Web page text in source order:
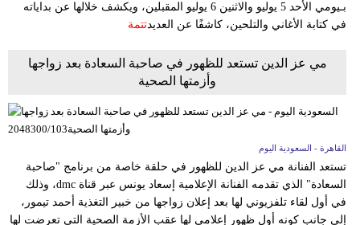
بـيومي الأحد 5 يوليو والاثنين 6 يوليو المقبلين، ويكشف خلالها عن بداياته
في كتابة الأغاني والتلحين، كاشفًا عن العديدتتمة
مي عز الدين تستعد للظهور في صاحبة السعادة بعد زواجها
وأزمتها الصحية
القاهرة - السعودية اليوم
تستعد الفنانة مي عز الدين للظهور في حلقة خاصة من برنامج "صاحبة
السعادة" الذي تقدمه الفنانة الإعلامية إسعاد يونس عبر قناة dmc، وذلك
في أول لقاء تلفزيوني لها بعد إعلان زواجها من خبير التغذية أحمد تيمور،
إلى جانب كونه أول ظهور إعلامي لها عقب الأزمة الصحية التي تعرضت لها